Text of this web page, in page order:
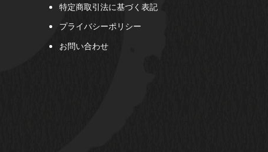
特定商取引法に基づく表記
プライバシーポリシー
お問い合わせ